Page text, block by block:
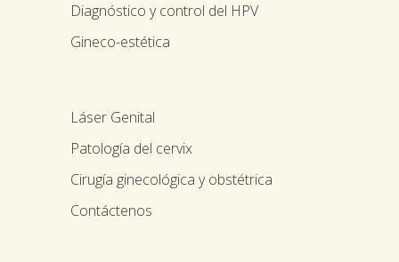
Diagnóstico y control del HPV
Gineco-estética
Láser Genital
Patología del cervix
Cirugía ginecológica y obstétrica
Contáctenos